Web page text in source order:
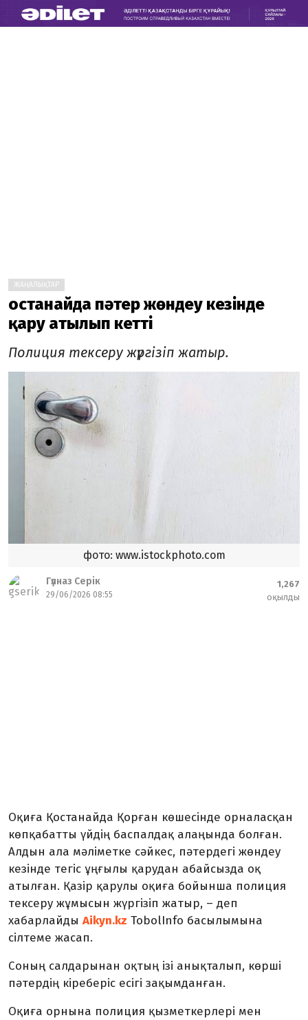
ЖАҢАЛЫҚТАР
Қостанайда пәтер жөндеу кезінде
қару атылып кетті
Полиция тексеру жүргізіп жатыр.
фото: www.istockphoto.com
Гүлназ Серік
29/06/2026 08:55
1,267
оқылды
Оқиға Қостанайда Қорған көшесінде орналасқан
көпқабатты үйдің баспалдақ алаңында болған.
Алдын ала мәліметке сәйкес, пәтердегі жөндеу
кезінде тегіс ұңғылы қарудан абайсызда оқ
атылған. Қазір қарулы оқиға бойынша полиция
тексеру жұмысын жүргізіп жатыр, – деп
хабарлайды Aikyn.kz TobolInfo басылымына
сілтеме жасап.
Соның салдарынан оқтың ізі анықталып, көрші
пәтердің кіреберіс есігі зақымданған.
Оқиға орнына полиция қызметкерлері мен